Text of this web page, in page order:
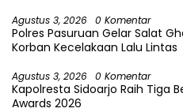
Agustus 3, 2026 0 Komentar
Polres Pasuruan Gelar Salat
Korban Kecelakaan Lalu Lintas
Agustus 3, 2026 0 Komentar
Kapolresta Sidoarjo Raih Tiga
Awards 2026